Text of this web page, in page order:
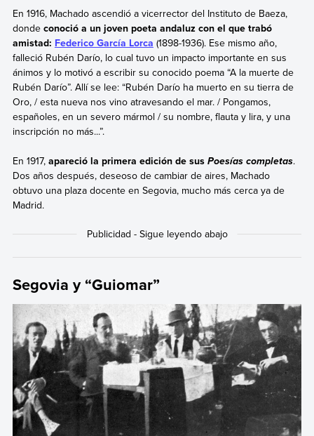
En 1916, Machado ascendió a vicerrector del Instituto de Baeza,
donde conoció a un joven poeta andaluz con el que trabó
amistad: Federico García Lorca (1898-1936). Ese mismo año,
falleció Rubén Darío, lo cual tuvo un impacto importante en sus
ánimos y lo motivó a escribir su conocido poema “A la muerte de
Rubén Darío”. Allí se lee: “Rubén Darío ha muerto en su tierra de
Oro, / esta nueva nos vino atravesando el mar. / Pongamos,
españoles, en un severo mármol / su nombre, flauta y lira, y una
inscripción no más...”.
En 1917, apareció la primera edición de sus Poesías completas.
Dos años después, deseoso de cambiar de aires, Machado
obtuvo una plaza docente en Segovia, mucho más cerca ya de
Madrid.
Segovia y “Guiomar”